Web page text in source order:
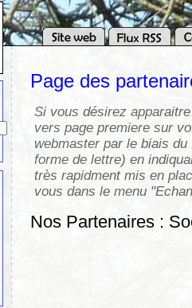
Page des
Si vous désirez
vers page premiere sur
webmaster par le biais
forme de lettre) en
très rapidment mis en
vous dans le menu
Nos Partenaires :